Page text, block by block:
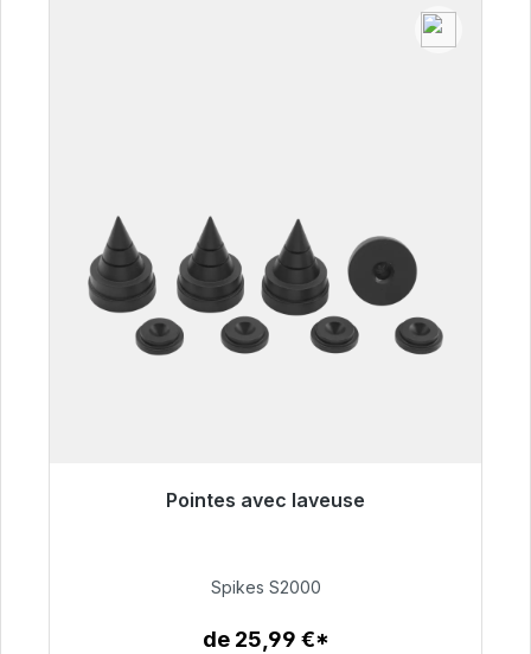
Pointes avec laveuse
51,49 €
Spikes S2000
de 25,99 €*